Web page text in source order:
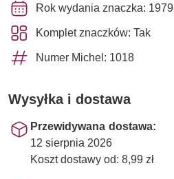
Rok wydania znaczka: 1979
Komplet znaczków: Tak
Numer Michel: 1018
Wysyłka i dostawa
Przewidywana dostawa:
12 sierpnia 2026
Koszt dostawy od: 8,99 zł